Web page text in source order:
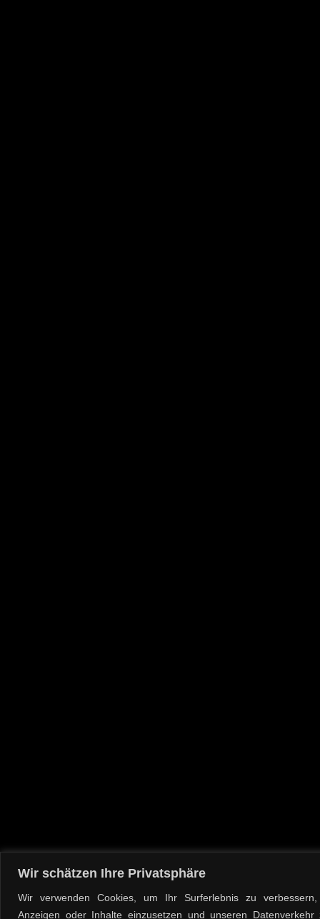
Wir schätzen Ihre Privatsphäre
Wir verwenden Cookies, um Ihr Surferlebnis zu verbessern,
Anzeigen oder Inhalte einzusetzen und unseren Datenverkehr